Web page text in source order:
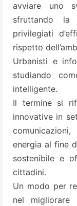
avviare uno
sfruttando la
privilegiati
rispetto
Urbanisti e
studiando
intelligente.
Il termine si
innovative in
energia al fine
sostenibile e
cittadini.
Un modo per
nel migliorare